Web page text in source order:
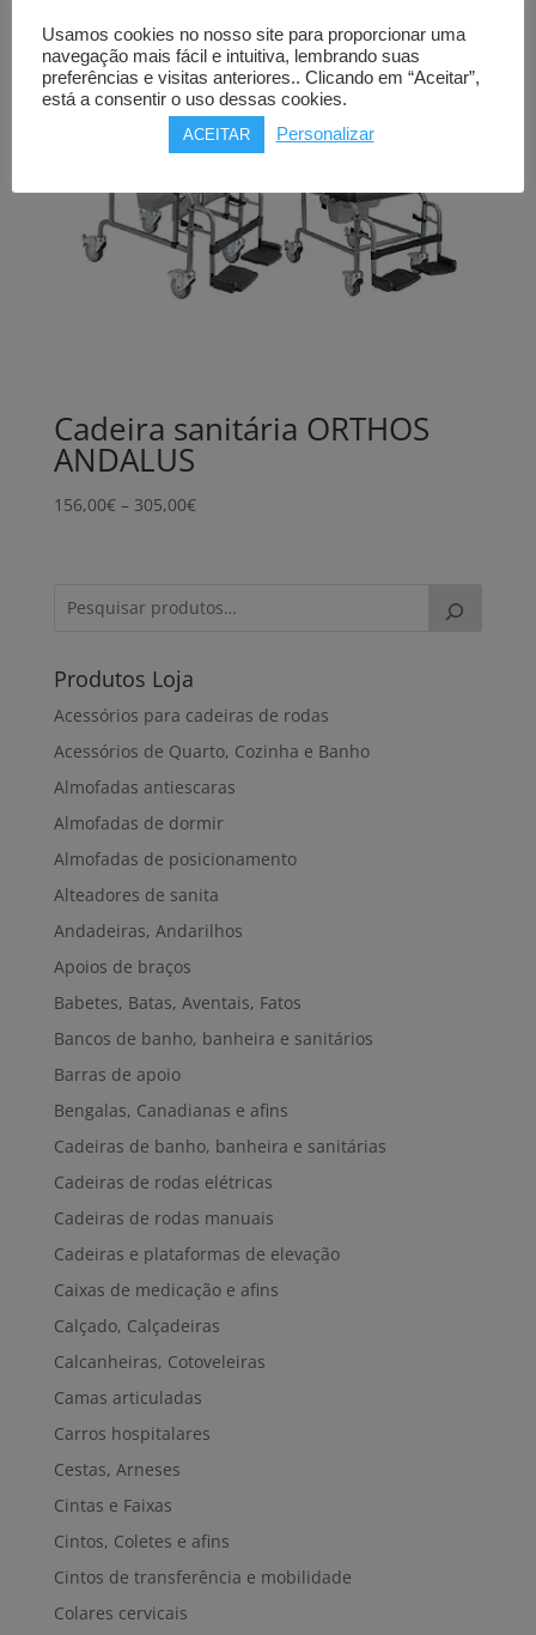
Cadeira sanitária ORTHOS
ANDALUS
156,00€ – 305,00€Price
305,00€
Produtos Loja
Acessórios para cadeiras de rodas
Acessórios de Quarto, Cozinha e Banho
Almofadas antiescaras
Almofadas de dormir
Almofadas de posicionamento
Alteadores de sanita
Andadeiras, Andarilhos
Apoios de braços
Babetes, Batas, Aventais, Fatos
Bancos de banho, banheira e sanitários
Barras de apoio
Bengalas, Canadianas e afins
Cadeiras de banho, banheira e sanitárias
Cadeiras de rodas elétricas
Cadeiras de rodas manuais
Cadeiras e plataformas de elevação
Caixas de medicação e afins
Calçado, Calçadeiras
Calcanheiras, Cotoveleiras
Camas articuladas
Carros hospitalares
Cestas, Arneses
Cintas e Faixas
Cintos, Coletes e afins
Cintos de transferência e mobilidade
Colares cervicais
Usamos cookies no nosso site para proporcionar uma
navegação mais fácil e intuitiva, lembrando suas
preferências e visitas anteriores.. Clicando em “Aceitar”,
está a consentir o uso dessas cookies.
ACEITAR Personalizar